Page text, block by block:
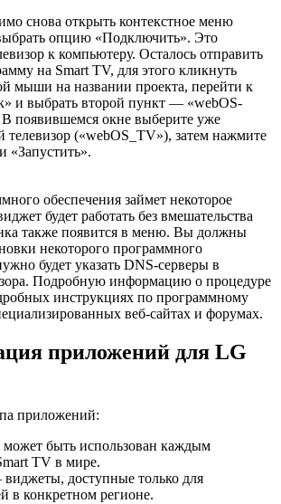
снова открыть контекстное меню
опцию «Подключить». Это
к компьютеру. Осталось отправить
на Smart TV, для этого кликнуть
мыши на названии проекта, перейти к
и выбрать второй пункт — «webOS-
появившемся окне выберите уже
(«webOS_TV»), затем нажмите
«Запустить».
обеспечения займет некоторое
будет работать без вмешательства
также появится в меню. Вы должны
некоторого программного
будет указать DNS-серверы в
Подробную информацию о процедуре
инструкциях по программному
веб-сайтах и форумах.
приложений для LG
приложений:
может быть использован каждым
TV в мире.
доступные только для
в конкретном регионе.